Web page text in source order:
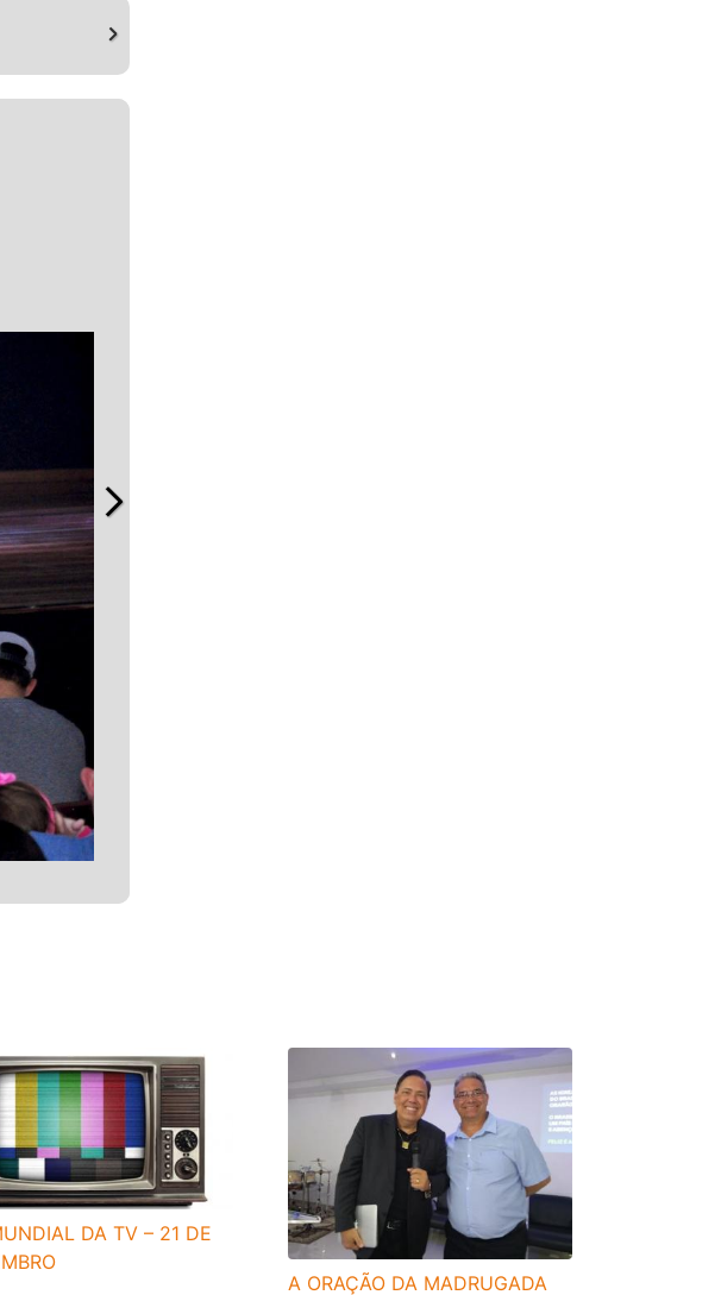
DA TV – 21 DE
A ORAÇÃO DA MADRUGADA